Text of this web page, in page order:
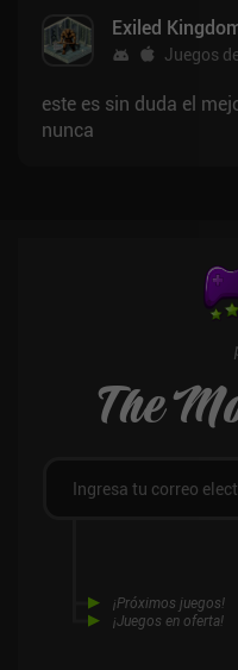
Exiled
Juegos
este es sin duda el
nunca
The
¡Próximos juegos!
¡Juegos en oferta!